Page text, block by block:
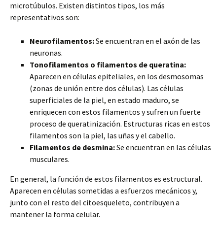
microtúbulos. Existen distintos tipos, los más
representativos son:
Neurofilamentos:Se encuentran en el axón de las
neuronas.
Tonofilamentos o filamentos de queratina:
Aparecen en células epiteliales, en los desmosomas
(zonas de unión entre dos células). Las células
superficiales de la piel, en estado maduro, se
enriquecen con estos filamentos y sufren un fuerte
proceso de queratinización. Estructuras ricas en estos
filamentos son la piel, las uñas y el cabello.
Filamentos de desmina:Se encuentran en las células
musculares.
En general, la función de estos filamentos es estructural.
Aparecen en células sometidas a esfuerzos mecánicos y,
junto con el resto del citoesqueleto, contribuyen a
mantener la forma celular.